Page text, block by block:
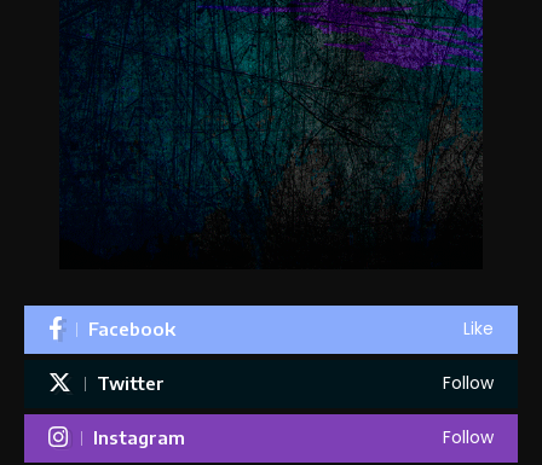
Facebook Like
Twitter Follow
Instagram Follow